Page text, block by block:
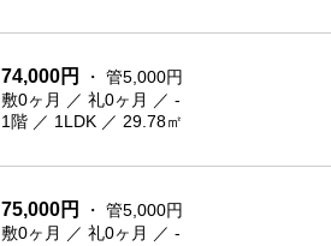
74,000円
・ 管5,000円
敷0ヶ月 ／ 礼0ヶ月 ／ -
1階 ／ 1LDK ／ 29.78㎡
75,000円
・ 管5,000円
敷0ヶ月 ／ 礼0ヶ月 ／ -